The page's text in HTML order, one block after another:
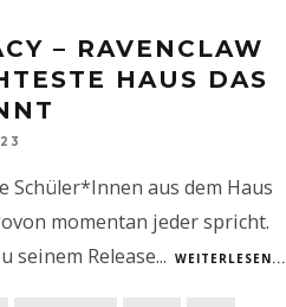
– RAVENCLAW
HAUS DAS
Schüler*Innen aus dem Haus
momentan jeder spricht.
seinem Release... WEITERLESEN...